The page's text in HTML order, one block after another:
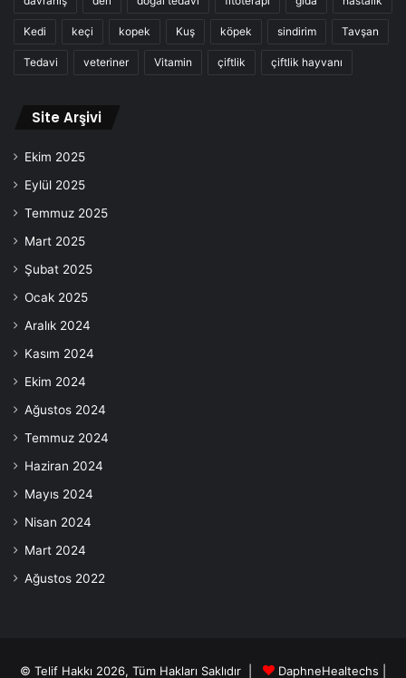
Kedi keçi kopek Kuş köpek sindirim Tavşan
Tedavi veteriner Vitamin çiftlik çiftlik hayvanı
Site Arşivi
Ekim 2025
Eylül 2025
Temmuz 2025
Mart 2025
Şubat 2025
Ocak 2025
Aralık 2024
Kasım 2024
Ekim 2024
Ağustos 2024
Temmuz 2024
Haziran 2024
Mayıs 2024
Nisan 2024
Mart 2024
Ağustos 2022
© Telif Hakkı 2026, Tüm Hakları Saklıdır | DaphneHealtechs